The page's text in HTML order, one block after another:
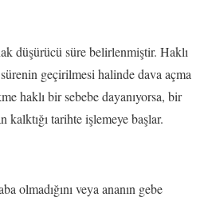
düşürücü süre belirlenmiştir. Haklı
geçirilmesi halinde dava açma
haklı bir sebebe dayanıyorsa, bir
kalktığı tarihte işlemeye başlar.
olmadığını veya ananın gebe